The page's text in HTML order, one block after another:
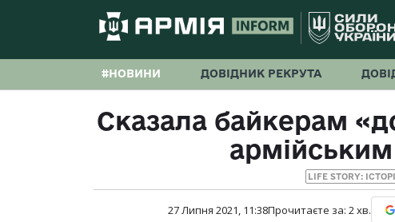
#НОВИНИ ДОВІДНИК РЕКРУТА
Сказала байкерам
LIFE STORY:
27 Липня 2021, 11:38Прочитаєте за: 2хв.